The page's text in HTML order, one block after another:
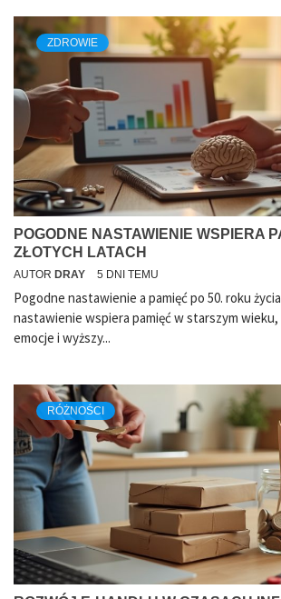
ZDROWIE
POGODNE NASTAWIENIE WSPIERA
ZŁOTYCH LATACH
AUTOR DRAY 5 DNI TEMU
Pogodne nastawienie a pamięć po 50. roku
nastawienie wspiera pamięć w starszym
emocje i wyższy...
RÓŻNOŚCI